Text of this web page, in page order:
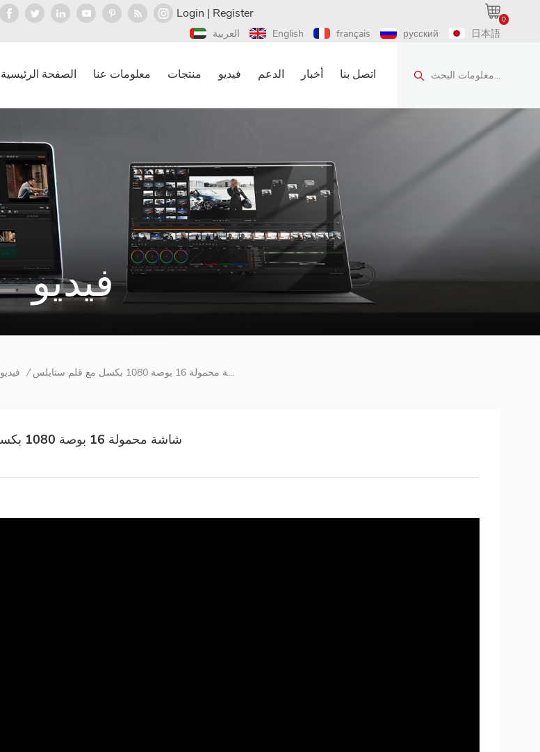
0
Login | Register
العربية English français русский 日本語
معلومات البحث... الصفحة الرئيسية معلومات عنا منتجات فيديو الدعم أخبار اتصل بنا
فيديو
فيديو / شاشة محمولة 16 بوصة 1080 بكسل مع قلم ستايلس
شاشة محمولة 16 بوصة 1080 بكسل مع قلم ستايلس